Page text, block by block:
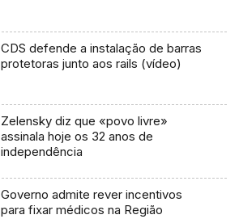
CDS defende a instalação de barras
protetoras junto aos rails (vídeo)
Zelensky diz que «povo livre»
assinala hoje os 32 anos de
independência
Governo admite rever incentivos
para fixar médicos na Região